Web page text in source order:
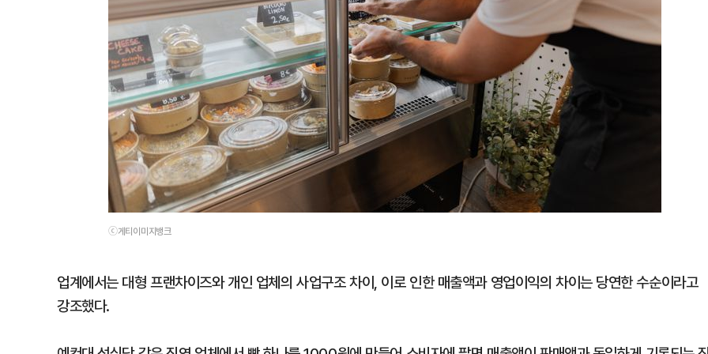
ⓒ게티이미지뱅크
업계에서는 대형 프랜차이즈와 개인 업체의 사업구조 차이, 이로 인한 매출액과 영업이익의 차이는 당연한 수순이라고
강조했다.